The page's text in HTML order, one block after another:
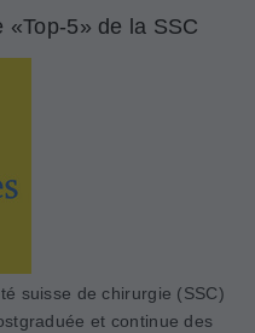
5» de la SSC
suisse de chirurgie (SSC)
et continue des